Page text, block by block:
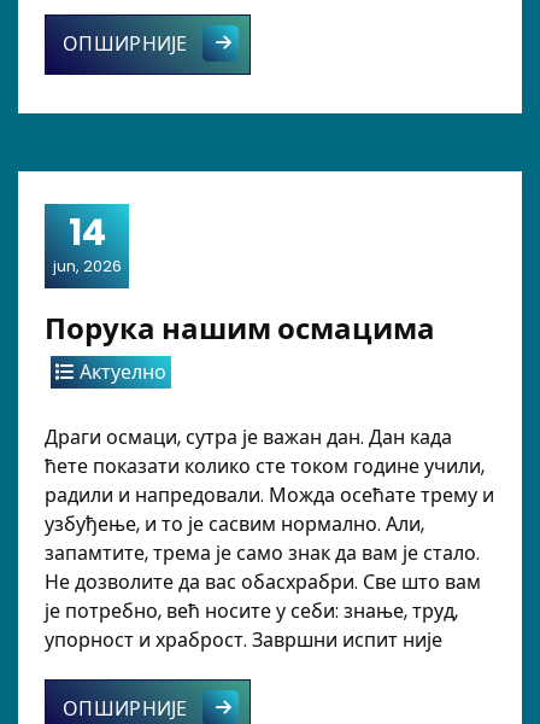
ОПШИРНИЈЕ Почео завршни испит – данас
14
jun, 2026
Порука нашим осмацима
Актуелно
Драги осмаци, сутра је важан дан. Дан када
ћете показати колико сте током године учили,
радили и напредовали. Можда осећате трему и
узбуђење, и то је сасвим нормално. Али,
запамтите, трема је само знак да вам је стало.
Не дозволите да вас обасхрабри. Све што вам
је потребно, већ носите у себи: знање, труд,
упорност и храброст. Завршни испит није
ОПШИРНИЈЕ Порука нашим осмацима